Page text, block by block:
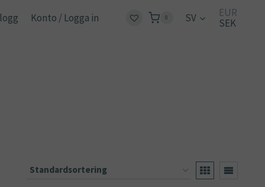
Konto / Logga in 0 SV
EUR
SEK